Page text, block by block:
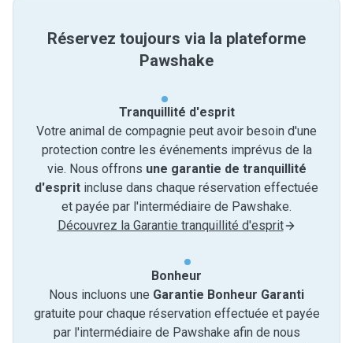
Réservez toujours via la plateforme
Pawshake
Tranquillité d'esprit
Votre animal de compagnie peut avoir besoin d'une
protection contre les événements imprévus de la
vie. Nous offrons une garantie de tranquillité
d'esprit incluse dans chaque réservation effectuée
et payée par l'intermédiaire de Pawshake.
Découvrez la Garantie tranquillité d'esprit
Bonheur
Nous incluons une Garantie Bonheur Garanti
gratuite pour chaque réservation effectuée et payée
par l'intermédiaire de Pawshake afin de nous